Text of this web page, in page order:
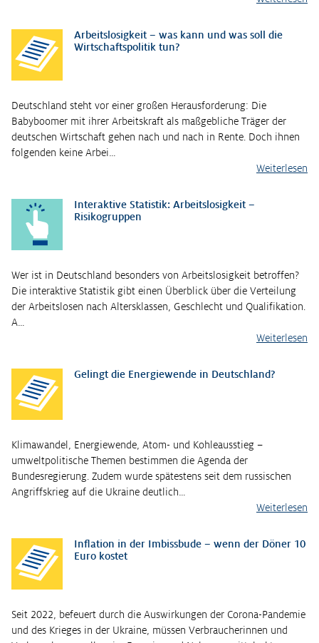
Arbeitslosigkeit – was kann und was soll die
Wirtschaftspolitik tun?
Deutschland steht vor einer großen Herausforderung: Die
Babyboomer mit ihrer Arbeitskraft als maßgebliche Träger der
deutschen Wirtschaft gehen nach und nach in Rente. Doch ihnen
folgenden keine Arbei…
Weiterlesen
Interaktive Statistik: Arbeitslosigkeit –
Risikogruppen
Wer ist in Deutschland besonders von Arbeitslosigkeit betroffen?
Die interaktive Statistik gibt einen Überblick über die Verteilung
der Arbeitslosen nach Altersklassen, Geschlecht und Qualifikation.
A…
Weiterlesen
Gelingt die Energiewende in Deutschland?
Klimawandel, Energiewende, Atom- und Kohleausstieg –
umweltpolitische Themen bestimmen die Agenda der
Bundesregierung. Zudem wurde spätestens seit dem russischen
Angriffskrieg auf die Ukraine deutlich…
Weiterlesen
Inflation in der Imbissbude – wenn der Döner 10
Euro kostet
Seit 2022, befeuert durch die Auswirkungen der Corona-Pandemie
und des Krieges in der Ukraine, müssen Verbraucherinnen und